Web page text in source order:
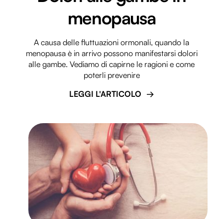
menopausa
A causa delle fluttuazioni ormonali, quando la
menopausa è in arrivo possono manifestarsi dolori
alle gambe. Vediamo di capirne le ragioni e come
poterli prevenire
LEGGI L'ARTICOLO